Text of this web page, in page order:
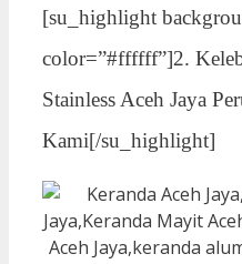
[su_highlight
color=”#ffffff”]2.
Stainless Aceh Jaya
Kami[/su_highlight]